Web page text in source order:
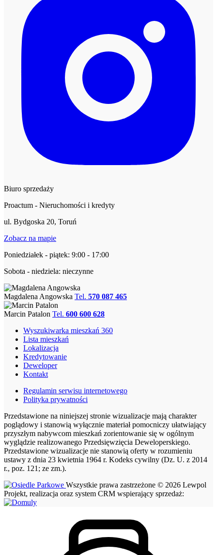
Biuro sprzedaży
Proactum - Nieruchomości i kredyty
ul. Bydgoska 20, Toruń
Zobacz na mapie
Poniedziałek - piątek: 9:00 - 17:00
Sobota - niedziela: nieczynne
Magdalena Angowska Tel. 570 087 465
Marcin Patalon Tel. 600 600 628
Wyszukiwarka mieszkań 360
Lista mieszkań
Lokalizacja
Kredytowanie
Deweloper
Kontakt
Regulamin serwisu internetowego
Polityka prywatności
Przedstawione na niniejszej stronie wizualizacje mają charakter
poglądowy i stanowią wyłącznie materiał pomocniczy ułatwiający
przyszłym nabywcom mieszkań zorientowanie się w ogólnym
wyglądzie realizowanego Przedsięwzięcia Deweloperskiego.
Przedstawione wizualizacje nie stanowią oferty w rozumieniu
ustawy z dnia 23 kwietnia 1964 r. Kodeks cywilny (Dz. U. z 2014
r., poz. 121; ze zm.).
Wszystkie prawa zastrzeżone © 2026 Lewpol
Projekt, realizacja oraz system CRM wspierający sprzedaż: